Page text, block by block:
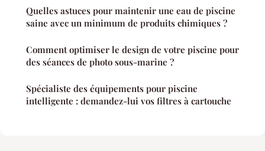
Quelles astuces pour maintenir une eau de piscine
saine avec un minimum de produits chimiques ?
Comment optimiser le design de votre piscine pour
des séances de photo sous-marine ?
Spécialiste des équipements pour piscine
intelligente : demandez-lui vos filtres à cartouche